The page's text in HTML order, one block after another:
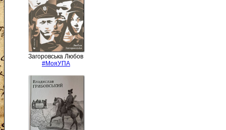
Загоровська Любов
#МояУПА